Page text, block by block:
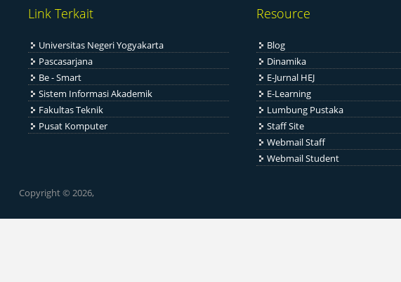
Link Terkait
Universitas Negeri Yogyakarta
Pascasarjana
Be - Smart
Sistem Informasi Akademik
Fakultas Teknik
Pusat Komputer
Resource
Blog
Dinamika
E-Jurnal HEJ
E-Learning
Lumbung Pustaka
Staff Site
Webmail Staff
Webmail Student
Copyright © 2026,